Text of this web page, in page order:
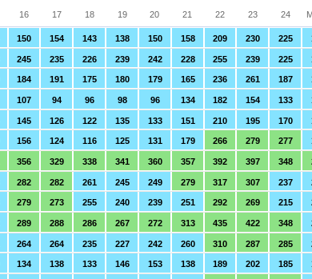
150 154 143 138 150 158 209 230 225
245 235 226 239 242 228 255 239 225
184 191 175 180 179 165 236 261 187
107 94 96 98 96 134 182 154 133
145 126 122 135 133 151 210 195 170
156 124 116 125 131 179 266 279 277
356 329 338 341 360 357 392 397 348
282 282 261 245 249 279 317 307 237
279 273 255 240 239 251 292 269 215
289 288 286 267 272 313 435 422 348
264 264 235 227 242 260 310 287 285
134 138 133 146 153 138 189 202 185
16 17 18 19 20 21 22 23 24